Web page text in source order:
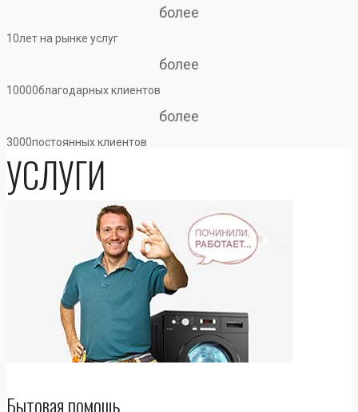
более
10лет на рынке услуг
более
10000благодарных клиентов
более
3000постоянных клиентов
УСЛУГИ
Бытовая помощь